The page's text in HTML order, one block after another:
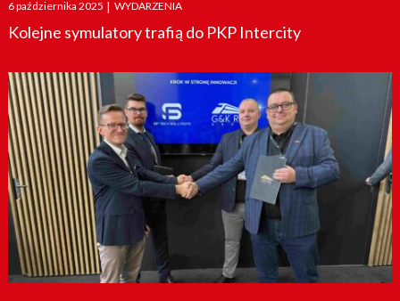
on
6 października 2025 | WYDARZENIA
Kolejne symulatory trafią do PKP Intercity